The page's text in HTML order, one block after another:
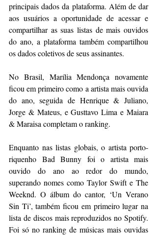
principais dados da plataforma. Além de dar
aos usuários a oportunidade de acessar e
compartilhar as suas listas de mais ouvidos
do ano, a plataforma também compartilhou
os dados coletivos de seus assinantes.
No Brasil, Marília Mendonça novamente
ficou em primeiro como a artista mais ouvida
do ano, seguida de Henrique & Juliano,
Jorge & Mateus, e Gusttavo Lima e Maiara
& Maraisa completam o ranking.
Enquanto nas listas globais, o artista porto-
riquenho Bad Bunny foi o artista mais
ouvido do ano ao redor do mundo,
superando nomes como Taylor Swift e The
Weeknd. O álbum do cantor, ‘Un Verano
Sin Ti’, também ficou em primeiro lugar na
lista de discos mais reproduzidos no Spotify.
Foi só no ranking de músicas mais ouvidas